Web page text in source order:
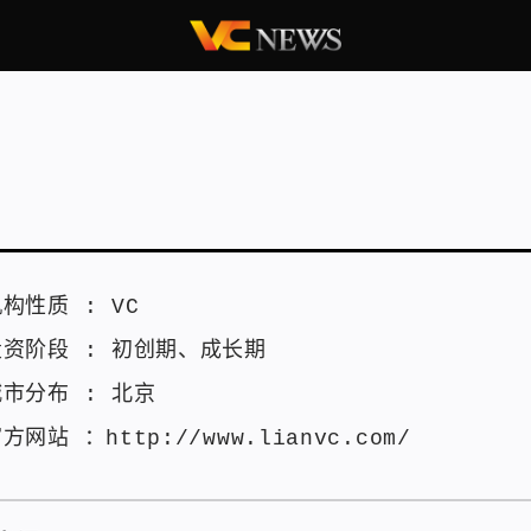
构性质 : VC
资阶段 : 初创期、 成长期
市分布 : 北京
网站 ： http://www.lianvc.com/